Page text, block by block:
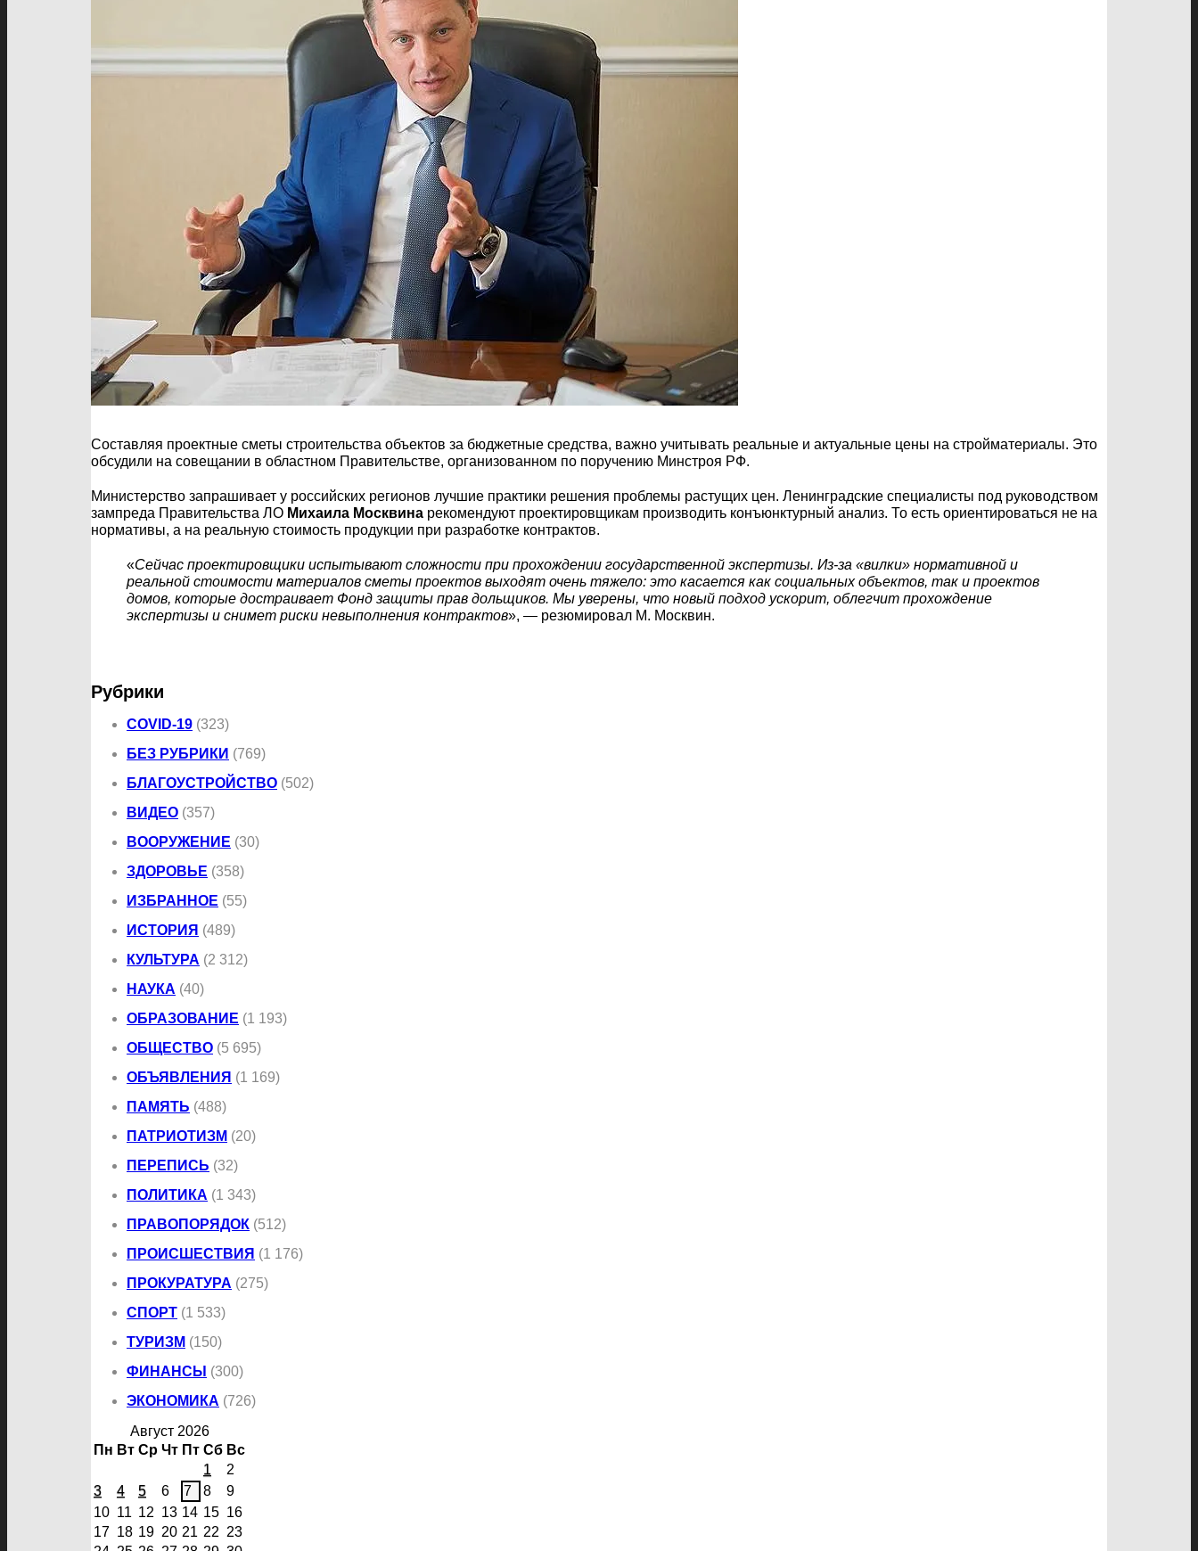
Составляя проектные сметы строительства объектов за бюджетные средства, важно учитывать реальные и актуальные цены на стройматериалы. Это
обсудили на совещании в областном Правительстве, организованном по поручению Минстроя РФ.
Министерство запрашивает у российских регионов лучшие практики решения проблемы растущих цен. Ленинградские специалисты под руководством
зампреда Правительства ЛО Михаила Москвина рекомендуют проектировщикам производить конъюнктурный анализ. То есть ориентироваться не на
нормативы, а на реальную стоимость продукции при разработке контрактов.
«Сейчас проектировщики испытывают сложности при прохождении государственной экспертизы. Из-за «вилки» нормативной и
реальной стоимости материалов сметы проектов выходят очень тяжело: это касается как социальных объектов, так и проектов
домов, которые достраивает Фонд защиты прав дольщиков. Мы уверены, что новый подход ускорит, облегчит прохождение
экспертизы и снимет риски невыполнения контрактов», — резюмировал М. Москвин.
Рубрики
COVID-19 (323)
БЕЗ РУБРИКИ (769)
БЛАГОУСТРОЙСТВО (502)
ВИДЕО (357)
ВООРУЖЕНИЕ (30)
ЗДОРОВЬЕ (358)
ИЗБРАННОЕ (55)
ИСТОРИЯ (489)
КУЛЬТУРА (2 312)
НАУКА (40)
ОБРАЗОВАНИЕ (1 193)
ОБЩЕСТВО (5 695)
ОБЪЯВЛЕНИЯ (1 169)
ПАМЯТЬ (488)
ПАТРИОТИЗМ (20)
ПЕРЕПИСЬ (32)
ПОЛИТИКА (1 343)
ПРАВОПОРЯДОК (512)
ПРОИСШЕСТВИЯ (1 176)
ПРОКУРАТУРА (275)
СПОРТ (1 533)
ТУРИЗМ (150)
ФИНАНСЫ (300)
ЭКОНОМИКА (726)
Август 2026
Пн Вт Ср Чт Пт Сб Вс
1
2
3
4 5 6 7 8
9
10 11 12 13 14 15 16
17 18 19 20 21 22 23